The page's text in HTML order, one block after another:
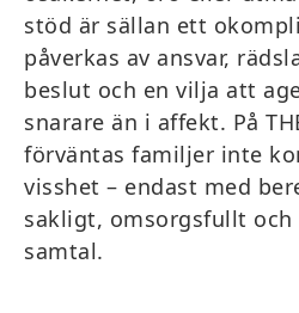
stöd är sällan ett
påverkas av ansvar,
beslut och en vilja att
snarare än i affekt. På
förväntas familjer inte
visshet – endast med
sakligt, omsorgsfullt
samtal.